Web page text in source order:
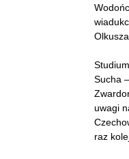
Sucha
uwagi
raz